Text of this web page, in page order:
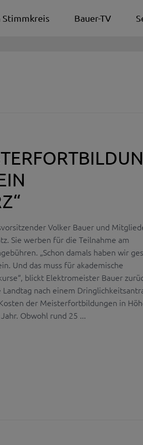
Stimmkreis Bauer-TV
Volker Bauer und
Sie werben für die Teilnahme am
„Schon damals haben wir
Und das muss für akademische
blickt Elektromeister Bauer
nach einem
der Meisterfortbildungen in
Obwohl rund 25 ...